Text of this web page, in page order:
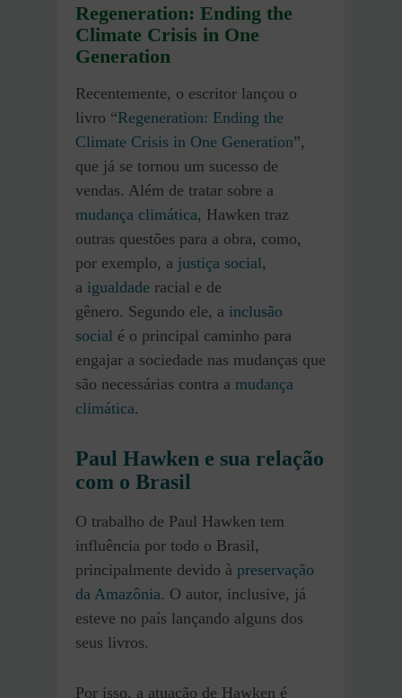
Regeneration: Ending the
Climate Crisis in One
Generation
Recentemente, o escritor lançou o
livro “Regeneration: Ending the
Climate Crisis in One Generation”,
que já se tornou um sucesso de
vendas. Além de tratar sobre a
mudança climática, Hawken traz
outras questões para a obra, como,
por exemplo, a justiça social,
a igualdade racial e de
gênero. Segundo ele, a inclusão
social é o principal caminho para
engajar a sociedade nas mudanças que
são necessárias contra a mudança
climática.
Paul Hawken e sua relação
com o Brasil
O trabalho de Paul Hawken tem
influência por todo o Brasil,
principalmente devido à preservação
da Amazônia. O autor, inclusive, já
esteve no país lançando alguns dos
seus livros.
Por isso, a atuação de Hawken é